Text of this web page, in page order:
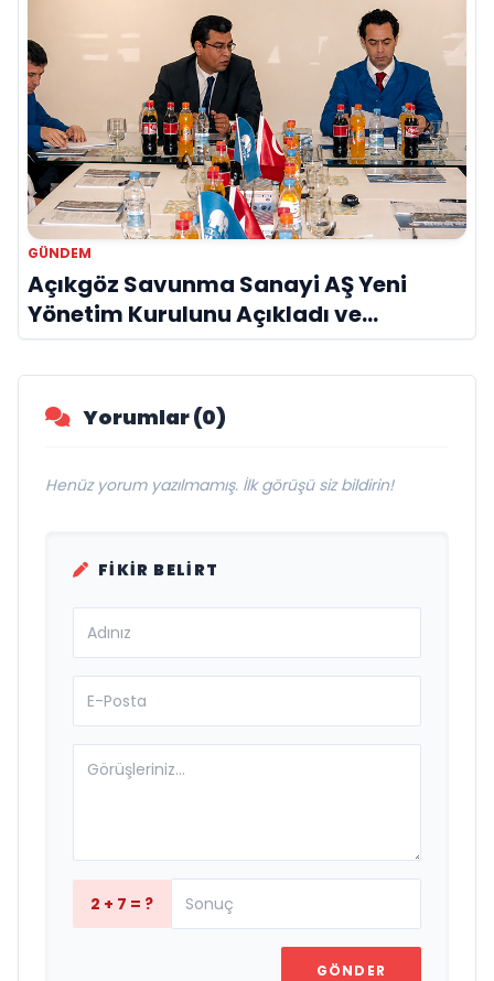
GÜNDEM
Açıkgöz Savunma Sanayi AŞ Yeni
Yönetim Kurulunu Açıkladı ve
Savunma Sanayinde Küresel Vizyon
Vurgusu
Yorumlar (0)
Henüz yorum yazılmamış. İlk görüşü siz bildirin!
FIKIR BELIRT
2 + 7 = ?
GÖNDER